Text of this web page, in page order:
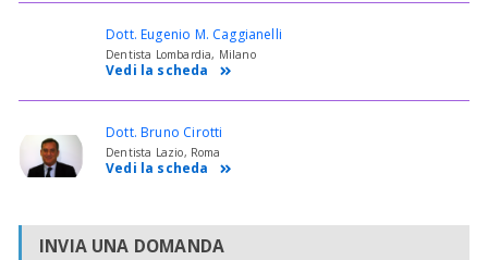
Dott. Eugenio M. Caggianelli
Dentista Lombardia, Milano
Vedi la scheda
Dott. Bruno Cirotti
Dentista Lazio, Roma
Vedi la scheda
INVIA UNA DOMANDA